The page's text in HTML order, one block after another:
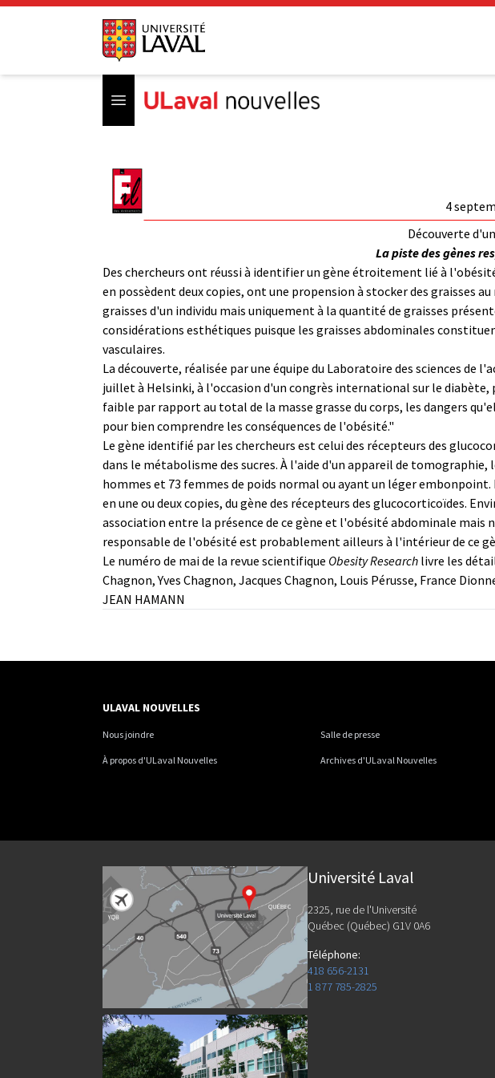
Open menu
4
Découverte
La piste des gènes
Des chercheurs ont réussi à identifier un gène étroitement lié à
en possèdent deux copies, ont une propension à stocker des graisses
graisses d'un individu mais uniquement à la quantité de graisses
considérations esthétiques puisque les graisses abdominales
vasculaires.
La découverte, réalisée par une équipe du Laboratoire des sciences de
juillet à Helsinki, à l'occasion d'un congrès international sur le diabète,
faible par rapport au total de la masse grasse du corps, les dangers
pour bien comprendre les conséquences de l'obésité."
Le gène identifié par les chercheurs est celui des récepteurs des
dans le métabolisme des sucres. À l'aide d'un appareil de
hommes et 73 femmes de poids normal ou ayant un léger
en une ou deux copies, du gène des récepteurs des glucocorticoïdes.
association entre la présence de ce gène et l'obésité abdominale mais
responsable de l'obésité est probablement ailleurs à l'intérieur de ce
Le numéro de mai de la revue scientifique Obesity Research livre les
Chagnon, Yves Chagnon, Jacques Chagnon, Louis Pérusse, France
JEAN HAMANN
ULAVAL NOUVELLES
Nous joindre Salle de presse
À propos d'ULaval Nouvelles Archives d'ULaval Nouvelles
Université Laval
2325, rue de l'Université
Québec (Québec) G1V 0A6
Téléphone:
418 656-2131
1 877 785-2825